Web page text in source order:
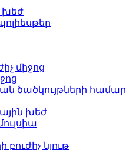
խեժ
միջոց
ծածկույթների համար
խեժ
նյութ